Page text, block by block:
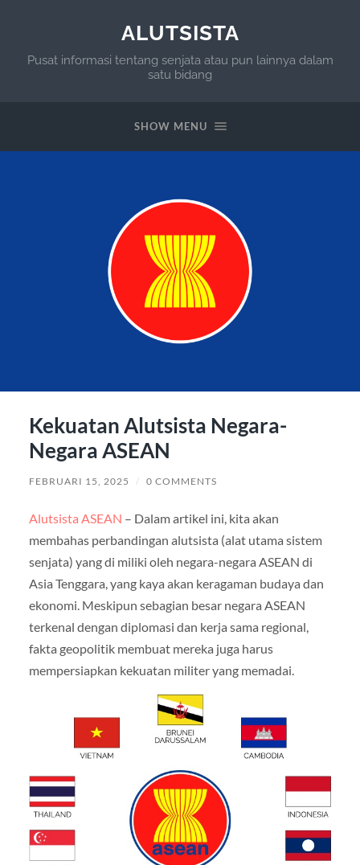
ALUTSISTA
Pusat informasi tentang senjata atau pun lainnya dalam
satu bidang
SHOW MENU
Kekuatan Alutsista Negara-
Negara ASEAN
FEBRUARI 15, 2025 / 0 COMMENTS
Alutsista ASEAN – Dalam artikel ini, kita akan
membahas perbandingan alutsista (alat utama sistem
senjata) yang di miliki oleh negara-negara ASEAN di
Asia Tenggara, yang kaya akan keragaman budaya dan
ekonomi. Meskipun sebagian besar negara ASEAN
terkenal dengan diplomasi dan kerja sama regional,
fakta geopolitik membuat mereka juga harus
mempersiapkan kekuatan militer yang memadai.